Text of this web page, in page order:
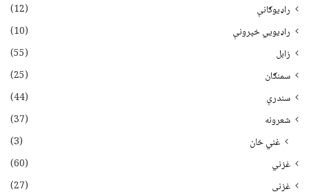
راډیوګانې
(12)
راډیويي خپرونې
(10)
زابل
(55)
سمنګان
(25)
سندرې
(44)
شعرونه
(37)
غني خان
(3)
غزني
(60)
غزنی
(27)